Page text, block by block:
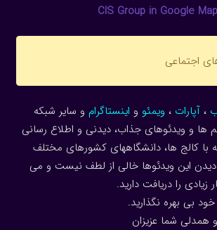
CIS Group in Google Map
اجتماعی
، آپارات ، ویمئو و اینستاگرام و سایر شبکه
ها و ویدئوهای جذاب، دیدنی و اطلاع رسانی
با کالج ها، دانشگاههای کشورهای مختلف
این ویدئوها خالی از لطف نیست و می
زیادی را دریافت دارید.
بی بهره نگذارید.
همدلی شما عزیزان